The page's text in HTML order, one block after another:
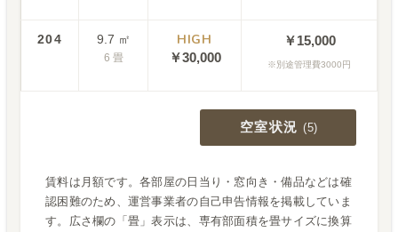
204 9.7 ㎡
6 畳
HIGH
￥30,000
￥15,000
別途管理費3000円
空室状況 (5)
賃料は月額です。各部屋の日当り・窓向き・備品などは確
認困難のため、運営事業者の自己申告情報を掲載していま
す。広さ欄の「畳」表示は、専有部面積を畳サイズに換算